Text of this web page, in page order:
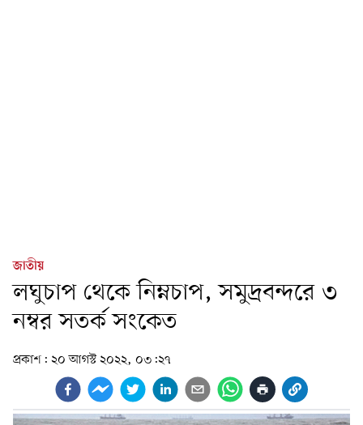
জাতীয়
লঘুচাপ থেকে নিম্নচাপ, সমুদ্রবন্দরে ৩
নম্বর সতর্ক সংকেত
প্রকাশ: ২০ আগস্ট ২০২২, ০৩:২৭